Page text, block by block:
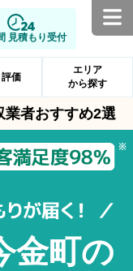
見積もり受付
評価
エリア
から探す
業者おすすめ2選
金町の